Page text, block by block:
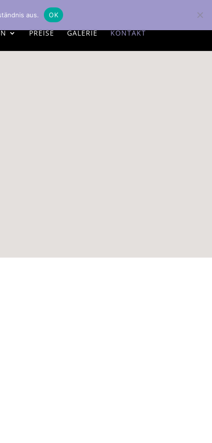
PREISE GALERIE KONTAKT
aus. OK